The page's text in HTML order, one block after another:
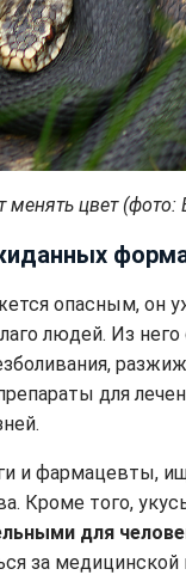
менять цвет (фото:
опасным, он
людей. Из
для
и фармацевты,
Кроме того,
для
за